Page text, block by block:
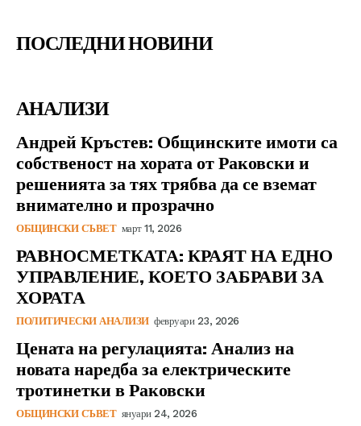
ПОСЛЕДНИ НОВИНИ
АНАЛИЗИ
Андрей Кръстев: Общинските имоти са
собственост на хората от Раковски и
решенията за тях трябва да се вземат
внимателно и прозрачно
ОБЩИНСКИ СЪВЕТ март 11, 2026
РАВНОСМЕТКАТА: КРАЯТ НА ЕДНО
УПРАВЛЕНИЕ, КОЕТО ЗАБРАВИ ЗА
ХОРАТА
ПОЛИТИЧЕСКИ АНАЛИЗИ февруари 23, 2026
Цената на регулацията: Анализ на
новата наредба за електрическите
тротинетки в Раковски
ОБЩИНСКИ СЪВЕТ януари 24, 2026